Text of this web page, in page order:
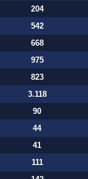
204
542
668
975
823
3.118
90
44
41
111